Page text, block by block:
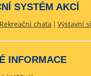
SYSTÉM AKCÍ
Rekreační chata Výstavní
INFORMACE